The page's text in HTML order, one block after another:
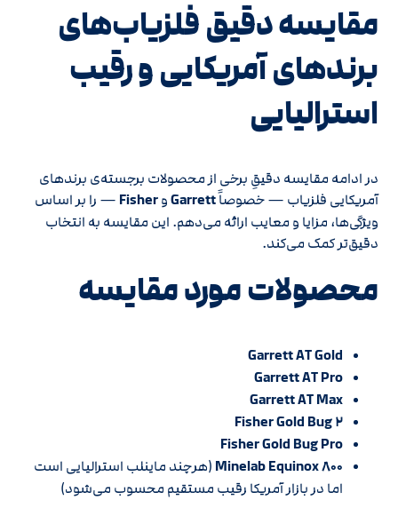
مقایسه دقیق فلزیاب‌های
برندهای آمریکایی و رقیب
استرالیایی
در ادامه مقایسه دقیقِ برخی از محصولات برجسته‌ی برندهای
آمریکایی فلزیاب — خصوصاًGarrettوFisher — را بر اساس
ویژگی‌ها، مزایا و معایب ارائه می‌دهم. این مقایسه به انتخاب
دقیق‌تر کمک می‌کند.
محصولات مورد مقایسه
Garrett AT Gold
Garrett AT Pro
Garrett AT Max
Fisher Gold Bug ۲
Fisher Gold Bug Pro
Minelab Equinox ۸۰۰ (هرچند ماینلب استرالیایی است
اما در بازار آمریکا رقیب مستقیم محسوب می‌شود)